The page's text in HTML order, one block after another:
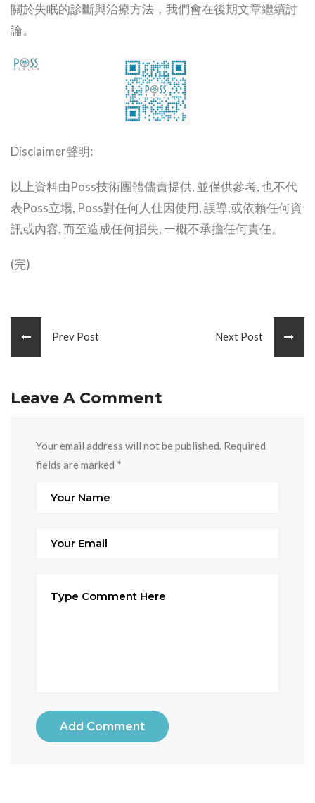
關於失眠的診斷與治療方法，我們會在後期文章繼續討
論。
Disclaimer聲明:
以上資料由Poss技術團體儘責提供, 並僅供參考, 也不代
表Poss立場, Poss對任何人仕因使用, 誤導,或依賴任何資
訊或內容, 而至造成任何損失, 一概不承擔任何責任。
(完)
Prev Post Next Post
Leave A Comment
Your email address will not be published. Required
fields are marked *
Add Comment